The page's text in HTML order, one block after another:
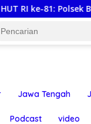
Bekasi Barat
Jawa Tengah
Podcast video